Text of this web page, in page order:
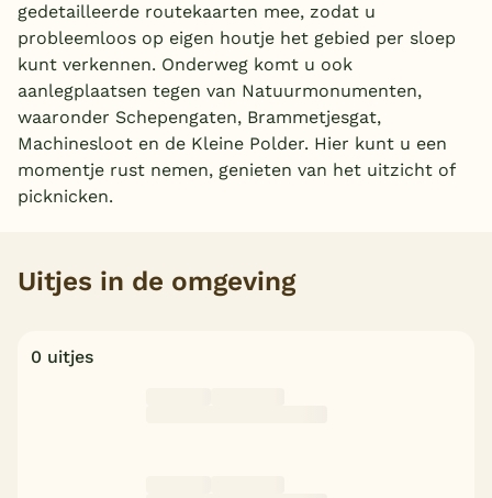
Veluwe
Texel
Limburg
Duitsland
gedetailleerde routekaarten mee, zodat u
probleemloos op eigen houtje het gebied per sloep
kunt verkennen. Onderweg komt u ook
aanlegplaatsen tegen van Natuurmonumenten,
waaronder Schepengaten, Brammetjesgat,
Machinesloot en de Kleine Polder. Hier kunt u een
momentje rust nemen, genieten van het uitzicht of
picknicken.
Uitjes in de omgeving
0 uitjes